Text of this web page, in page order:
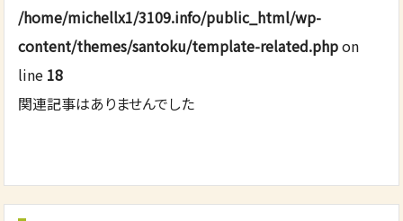
/home/michellx1/3109.info/public_html/wp-
content/themes/santoku/template-related.phpon
line 18
関連記事はありませんでした